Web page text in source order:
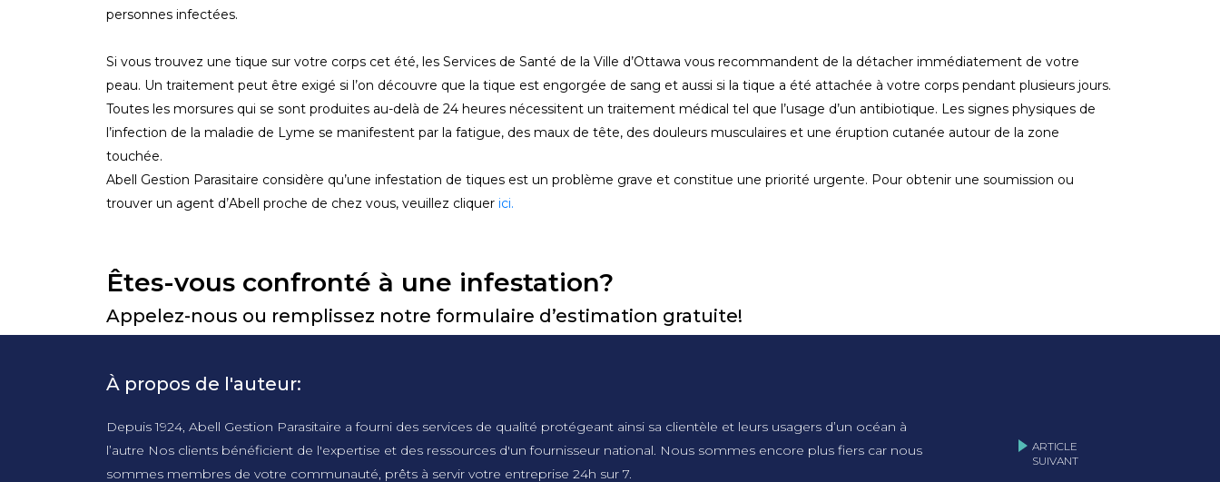
personnes infectées.
Si vous trouvez une tique sur votre corps cet été, les Services de Santé de la Ville d’Ottawa vous recommandent de la détacher immédiatement de votre
peau. Un traitement peut être exigé si l’on découvre que la tique est engorgée de sang et aussi si la tique a été attachée à votre corps pendant plusieurs jours.
Toutes les morsures qui se sont produites au-delà de 24 heures nécessitent un traitement médical tel que l’usage d’un antibiotique. Les signes physiques de
l’infection de la maladie de Lyme se manifestent par la fatigue, des maux de tête, des douleurs musculaires et une éruption cutanée autour de la zone
touchée.
Abell Gestion Parasitaire considère qu’une infestation de tiques est un problème grave et constitue une priorité urgente. Pour obtenir une soumission ou
trouver un agent d’Abell proche de chez vous, veuillez cliquer ici.
Êtes-vous confronté à une infestation?
Appelez-nous ou remplissez notre formulaire d’estimation gratuite!
À propos de l'auteur:
Depuis 1924, Abell Gestion Parasitaire a fourni des services de qualité protégeant ainsi sa clientèle et leurs usagers d’un océan à
l’autre Nos clients bénéficient de l'expertise et des ressources d'un fournisseur national. Nous sommes encore plus fiers car nous
sommes membres de votre communauté, prêts à servir votre entreprise 24h sur 7.
ARTICLE
SUIVANT